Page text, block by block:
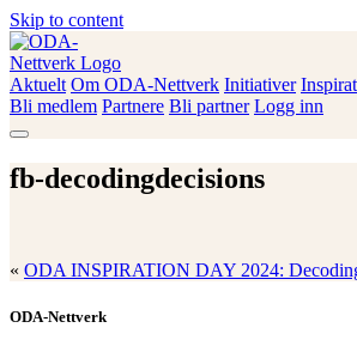
Skip to content
ODA-Nettverk
Aktuelt Om ODA-Nettverk Initiativer
Bli medlem Partnere Bli partner Logg inn
fb-decodingdecisions
« ODA INSPIRATION DAY 2024:
ODA-Nettverk